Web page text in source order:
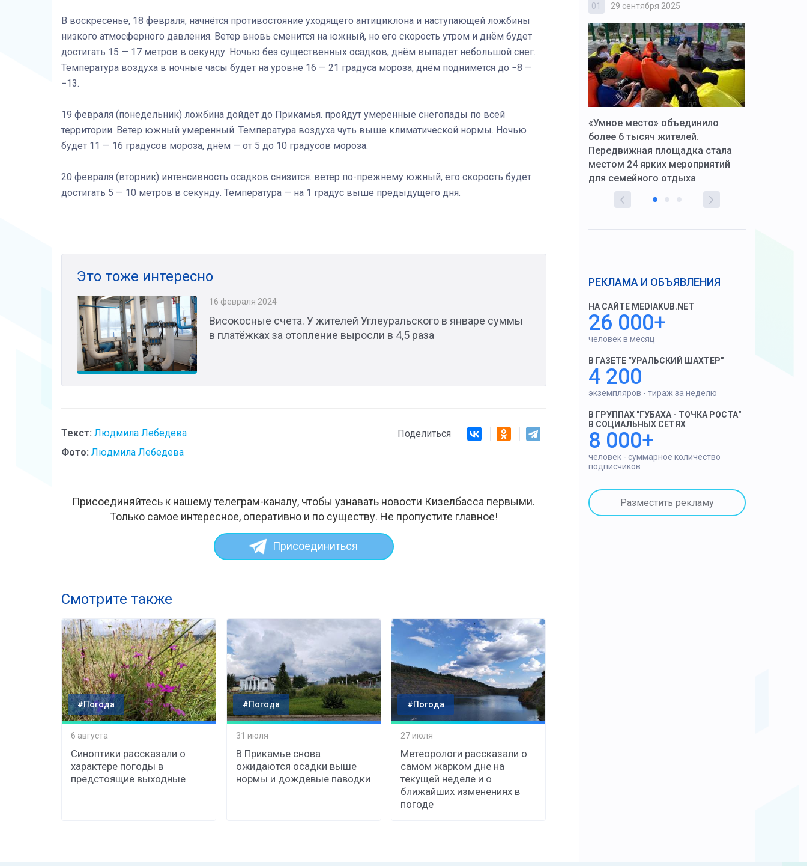
В воскресенье, 18 февраля, начнётся противостояние уходящего антициклона и наступающей ложбины
низкого атмосферного давления. Ветер вновь сменится на южный, но его скорость утром и днём будет
достигать 15 — 17 метров в секунду. Ночью без существенных осадков, днём выпадет небольшой снег.
Температура воздуха в ночные часы будет на уровне 16 — 21 градуса мороза, днём поднимется до −8 —
−13.
19 февраля (понедельник) ложбина дойдёт до Прикамья. пройдут умеренные снегопады по всей
территории. Ветер южный умеренный. Температура воздуха чуть выше климатической нормы. Ночью
будет 11 — 16 градусов мороза, днём — от 5 до 10 градусов мороза.
20 февраля (вторник) интенсивность осадков снизится. ветер по-прежнему южный, его скорость будет
достигать 5 — 10 метров в секунду. Температура — на 1 градус выше предыдущего дня.
Это тоже интересно
16 февраля 2024
Високосные счета. У жителей Углеуральского в январе суммы
в платёжках за отопление выросли в 4,5 раза
Текст: Людмила Лебедева
Фото: Людмила Лебедева
Поделиться
Присоединяйтесь к нашему телеграм-каналу, чтобы узнавать новости Кизелбасса первыми.
Только самое интересное, оперативно и по существу. Не пропустите главное!
Присоединиться
Смотрите также
#Погода
6 августа
Синоптики рассказали о
характере погоды в
предстоящие выходные
#Погода
31 июля
В Прикамье снова
ожидаются осадки выше
нормы и дождевые паводки
#Погода
27 июля
Метеорологи рассказали о
самом жарком дне на
текущей неделе и о
ближайших изменениях в
погоде
Штурмовик огня. Казак Алексей
Коробов после возвращения со
мечту
01 29 сентября 2025
«Умное место» объединило
более 6 тысяч жителей.
Передвижная площадка стала
местом 24 ярких мероприятий
для семейного отдыха
РЕКЛАМА И ОБЪЯВЛЕНИЯ
НА САЙТЕ MEDIAKUB.NET
26 000+
человек в месяц
В ГАЗЕТЕ "УРАЛЬСКИЙ ШАХТЕР"
4 200
экземпляров - тираж за неделю
В ГРУППАХ "ГУБАХА - ТОЧКА РОСТА"
В СОЦИАЛЬНЫХ СЕТЯХ
8 000+
человек - суммарное количество
подписчиков
Разместить рекламу